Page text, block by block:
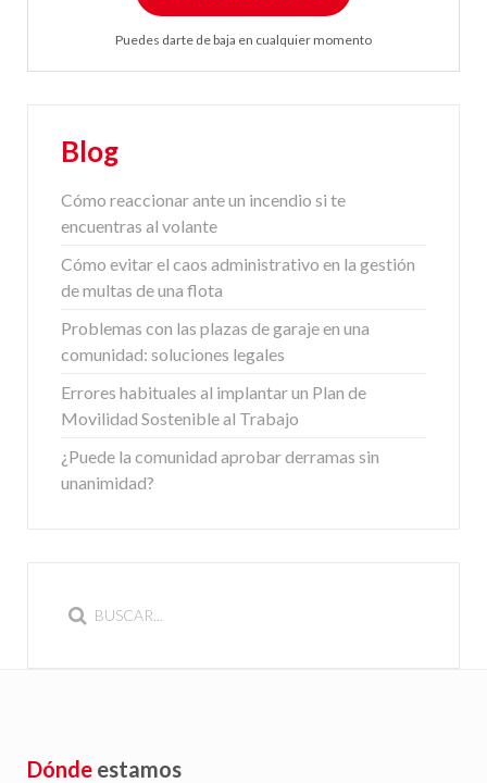
Puedes darte de baja en cualquier momento
Blog
Cómo reaccionar ante un incendio si te
encuentras al volante
Cómo evitar el caos administrativo en la gestión
de multas de una flota
Problemas con las plazas de garaje en una
comunidad: soluciones legales
Errores habituales al implantar un Plan de
Movilidad Sostenible al Trabajo
¿Puede la comunidad aprobar derramas sin
unanimidad?
Dónde estamos